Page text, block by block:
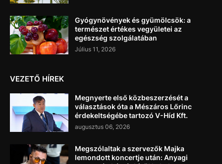
Gyógynövények és gyümölcsök: a
természet értékes vegyületei az
egészség szolgálatában
Július 11, 2026
VEZETŐ HÍREK
Megnyerte első közbeszerzését a
választások óta a Mészáros Lőrinc
érdekeltségébe tartozó V-Híd Kft.
augusztus 06, 2026
Megszólaltak a szervezők Majka
lemondott koncertje után: Anyagi